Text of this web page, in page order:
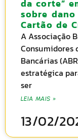
da corte”
sobre
Cartão de
A Associação
Consumidores
Bancárias
estratégica
ser
LEIA MAIS »
13/02/